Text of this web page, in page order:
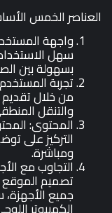
العناصر الخمس
سهل
بسهولة بين
من خلال
والتنقل
المحتوى:
التركيز على
ومباشرة.
التجاوب مع
تصميم
جميع